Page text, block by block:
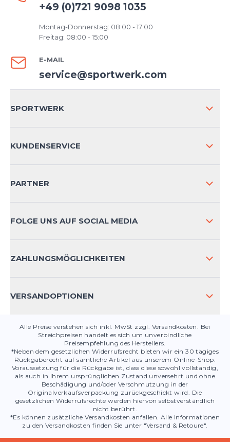
+49 (0)721 9098 1035
Montag-Donnerstag: 08:00 - 17:00
Freitag: 08:00 - 15:00
E-MAIL
service@sportwerk.com
SPORTWERK
KUNDENSERVICE
KONTAKT
PRODUKTSICHERHEIT
PARTNER
FOLGE UNS AUF SOCIAL MEDIA
ZAHLUNGSMÖGLICHKEITEN
VERSANDOPTIONEN
Alle Preise verstehen sich inkl. MwSt zzgl. Versandkosten. Bei
Streichpreisen handelt es sich um unverbindliche
Preisempfehlung des Herstellers.
*Neben dem gesetzlichen Widerrufsrecht bieten wir ein 30 tägiges
Rückgaberecht auf sämtliche Artikel aus unserem Online-Shop.
Voraussetzung für die Rückgabe ist, dass diese sowohl vollständig,
als auch in ihrem ursprünglichen Zustand unversehrt und ohne
Beschädigung und/oder Verschmutzung in der
Originalverkaufsverpackung zurückgeschickt wird. Die
gesetzlichen Widerrufsrechte werden hiervon selbstverständlich
nicht berührt.
*Es können zusätzliche Versandkosten anfallen. Alle Informationen
zu den Versandkosten finden Sie unter "Versand & Retoure".